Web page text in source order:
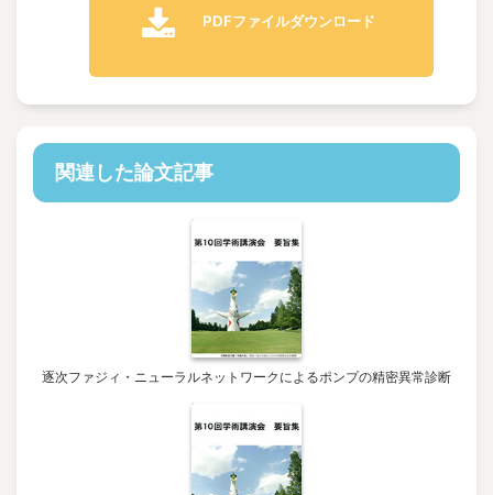
PDFファイルダウンロード
関連した論文記事
逐次ファジィ・ニューラルネットワークによるポンプの精密異常診断